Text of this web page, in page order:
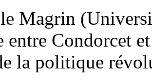
Magrin
entre Condorcet
la politique